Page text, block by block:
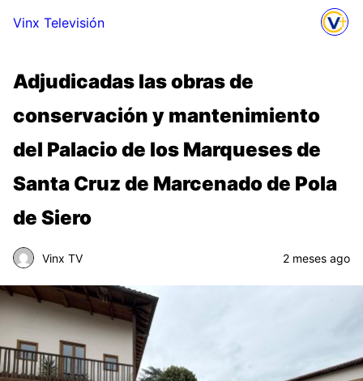
Vinx Televisión
Adjudicadas las obras de
conservación y mantenimiento
del Palacio de los Marqueses de
Santa Cruz de Marcenado de Pola
de Siero
Vinx TV 2 meses ago